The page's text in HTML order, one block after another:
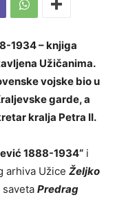
1934 – knjiga
Užičanima.
vojske bio u
garde, a
kralja Petra II.
1888-1934“ i
arhiva Užice Željko
Predrag